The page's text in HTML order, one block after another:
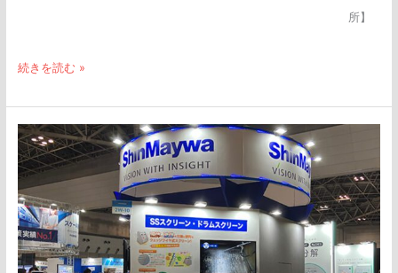
所】
続きを読む »
「InterAqua
2025」
出
展
の
お